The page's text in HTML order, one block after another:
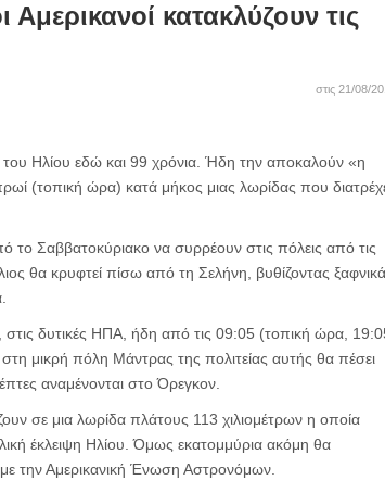
κατακλύζουν τις
στις 21/08/
Ηλίου εδώ και 99 χρόνια. Ήδη την αποκαλούν «η
(τοπική ώρα) κατά μήκος μιας λωρίδας που
το Σαββατοκύριακο να συρρέουν στις πόλεις από τις
θα κρυφτεί πίσω από τη Σελήνη, βυθίζοντας ξαφνικά
στις δυτικές ΗΠΑ, ήδη από τις 09:05 (τοπική ώρα,
μικρή πόλη Μάντρας της πολιτείας αυτής θα πέσει
αναμένονται στο Όρεγκον.
σε μια λωρίδα πλάτους 113 χιλιομέτρων η οποία
έκλειψη Ηλίου. Όμως εκατομμύρια ακόμη θα
την Αμερικανική Ένωση Αστρονόμων.